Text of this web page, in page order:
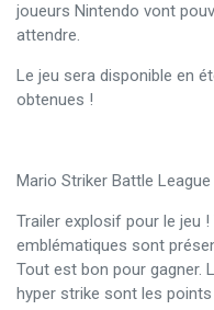
joueurs Nintendo vont
attendre.
Le jeu sera disponible en
obtenues !
Mario Striker Battle League
Trailer explosif pour le jeu
emblématiques sont
Tout est bon pour gagner.
hyper strike sont les